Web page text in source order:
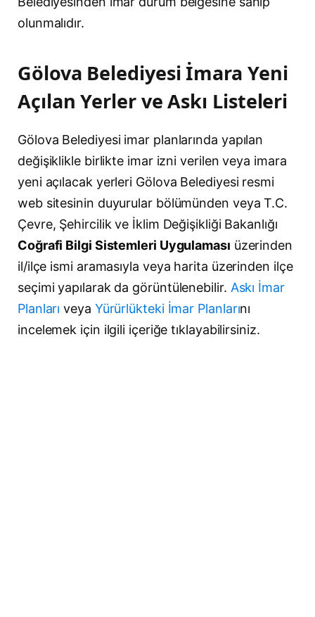
olunmalıdır.
Gölova Belediyesi İmara Yeni
Açılan Yerler ve Askı Listeleri
Gölova Belediyesi imar planlarında yapılan
değişiklikle birlikte imar izni verilen veya imara
yeni açılacak yerleri Gölova Belediyesi resmi
web sitesinin duyurular bölümünden veya T.C.
Çevre, Şehircilik ve İklim Değişikliği Bakanlığı
Coğrafi Bilgi Sistemleri Uygulaması üzerinden
il/ilçe ismi aramasıyla veya harita üzerinden ilçe
seçimi yapılarak da görüntülenebilir. Askı İmar
Planları veya Yürürlükteki İmar Planlarını
incelemek için ilgili içeriğe tıklayabilirsiniz.